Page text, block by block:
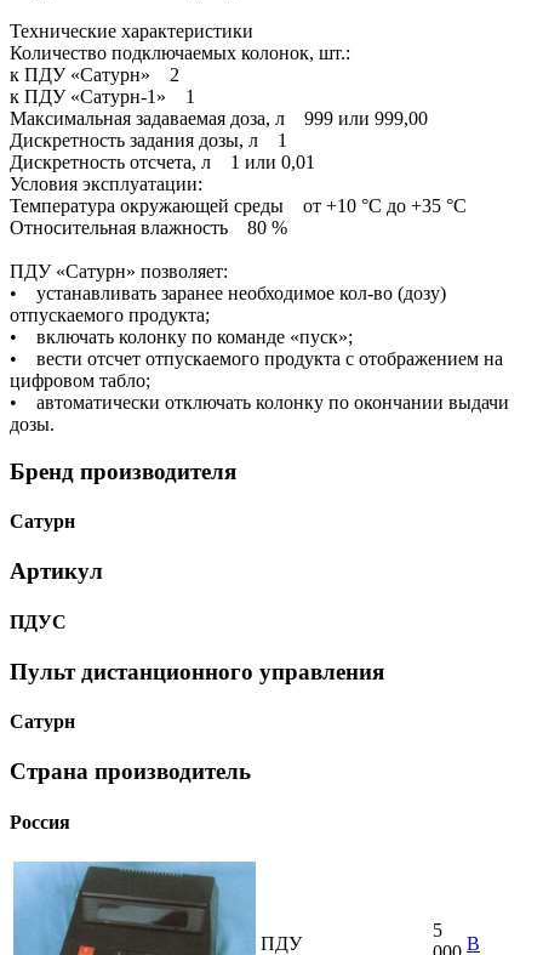
Технические характеристики
Количество подключаемых колонок, шт.:
к ПДУ «Сатурн» 2
к ПДУ «Сатурн-1» 1
Максимальная задаваемая доза, л 999 или 999,00
Дискретность задания дозы, л 1
Дискретность отсчета, л 1 или 0,01
Условия эксплуатации:
Температура окружающей среды от +10 °С до +35 °С
Относительная влажность 80 %
ПДУ «Сатурн» позволяет:
• устанавливать заранее необходимое кол-во (дозу)
отпускаемого продукта;
• включать колонку по команде «пуск»;
• вести отсчет отпускаемого продукта с отображением на
цифровом табло;
• автоматически отключать колонку по окончании выдачи
дозы.
Бренд производителя
Сатурн
Артикул
ПДУС
Пульт дистанционного управления
Сатурн
Страна производитель
Россия
ПДУ
5
В